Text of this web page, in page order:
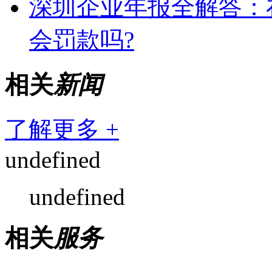
深圳企业年报全解答
会罚款吗?
相关新闻
了解更多 +
undefined
undefined
相关服务